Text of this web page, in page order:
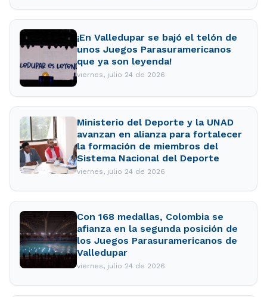
¡En Valledupar se bajó el telón de
unos Juegos Parasuramericanos
que ya son leyenda!
viernes, julio 24 de 2026
Ministerio del Deporte y la UNAD
avanzan en alianza para fortalecer
la formación de miembros del
Sistema Nacional del Deporte
viernes, julio 24 de 2026
Con 168 medallas, Colombia se
afianza en la segunda posición de
los Juegos Parasuramericanos de
Valledupar
viernes, julio 24 de 2026